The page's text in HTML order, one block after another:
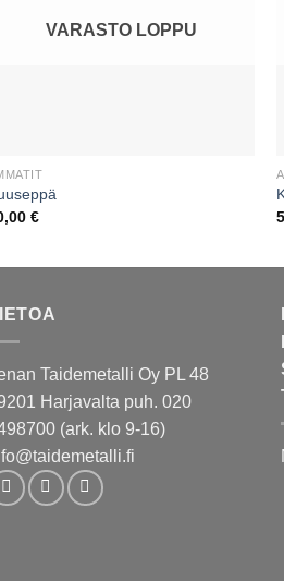
VARASTO LOPPU
€
Taidemetalli Oy PL 48
Harjavalta puh. 020
(ark. klo 9-16)